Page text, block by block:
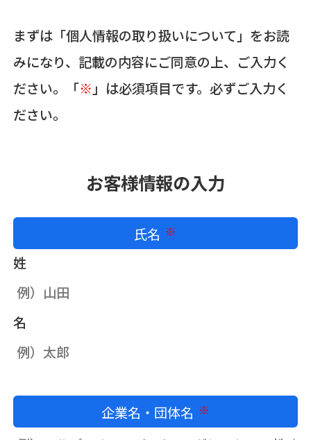
まずは「個人情報の取り扱いについて」をお読
みになり、記載の内容にご同意の上、ご入力く
ださい。「※ 」は必須項目です。必ずご入力く
ださい。
お客様情報の入力
氏名
姓
名
企業名・団体名